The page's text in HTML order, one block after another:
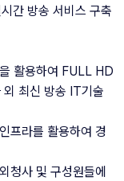
간 방송 서비스 구축
활용하여 FULL HD
최신 방송 IT기술
프라를 활용하여 경
청사 및 구성원들에